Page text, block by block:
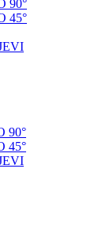
90°
45°
90°
45°